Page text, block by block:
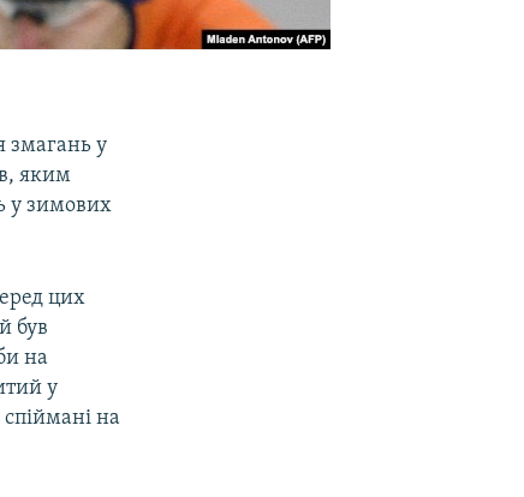
змагань у
яким
у зимових
цих
був
на
у
на